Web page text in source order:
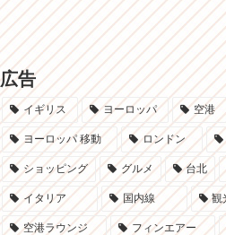
広告
イギリス ヨーロッパ 空港
ヨーロッパ 移動 ロンドン
ショッピング グルメ 台北
イタリア 国内線 観
空港ラウンジ フィンエアー